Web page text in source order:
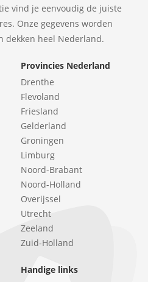
vind je eenvoudig de juiste
Onze gegevens worden
dekken heel Nederland.
Provincies Nederland
Drenthe
Flevoland
Friesland
Gelderland
Groningen
Limburg
Noord-Brabant
Noord-Holland
Overijssel
Utrecht
Zeeland
Zuid-Holland
Handige links